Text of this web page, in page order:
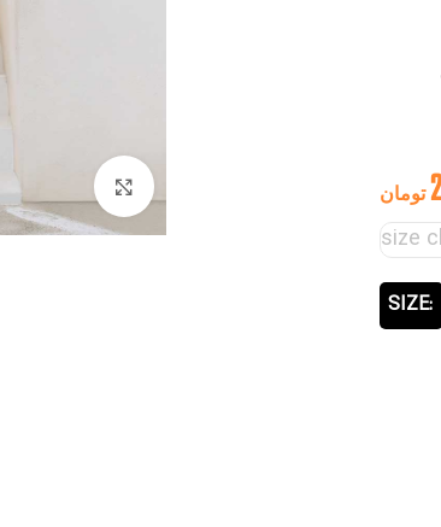
تومان
size
SIZE